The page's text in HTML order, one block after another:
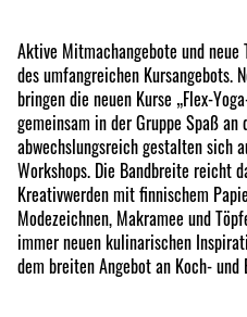
Aktive Mitmachangebote und
des umfangreichen Kursangebots.
bringen die neuen Kurse „Flex-
gemeinsam in der Gruppe Spaß an
abwechslungsreich gestalten sich
Workshops. Die Bandbreite reicht
Kreativwerden mit finnischem
Modezeichnen, Makramee und
immer neuen kulinarischen
dem breiten Angebot an Koch-